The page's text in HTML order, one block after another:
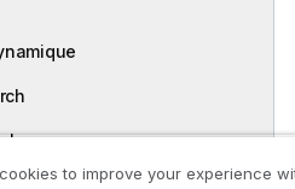
to improve your experience